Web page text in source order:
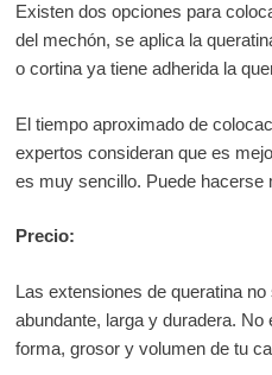
Existen dos opciones para
del mechón, se aplica la
o cortina ya tiene adherida la
El tiempo aproximado de
expertos consideran que es
es muy sencillo. Puede hacerse
Precio:
Las extensiones de queratina
abundante, larga y duradera.
forma, grosor y volumen de tu